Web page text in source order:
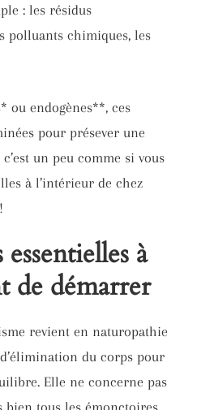
: les résidus
polluants chimiques, les
ou endogènes**, ces
pour présever une
un peu comme si vous
à l’intérieur de chez
à
de démarrer
revient en naturopathie
du corps pour
Elle ne concerne pas